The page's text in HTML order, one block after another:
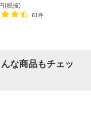
書類棚 A4対応
(税抜)
61件
な商品もチェッ